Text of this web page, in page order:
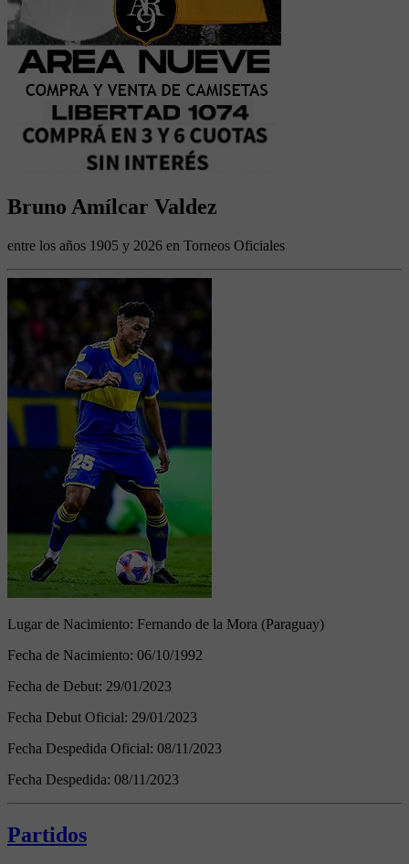
Bruno Amílcar Valdez
entre los años 1905 y 2026 en Torneos Oficiales
Lugar de Nacimiento: Fernando de la Mora (Paraguay)
Fecha de Nacimiento: 06/10/1992
Fecha de Debut: 29/01/2023
Fecha Debut Oficial: 29/01/2023
Fecha Despedida Oficial: 08/11/2023
Fecha Despedida: 08/11/2023
Partidos